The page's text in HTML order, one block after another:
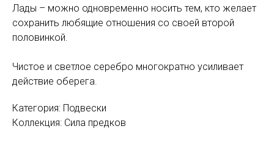
Лады – можно одновременно носить тем, кто желает
сохранить любящие отношения со своей второй
половинкой.
Чистое и светлое серебро многократно усиливает
действие оберега.
Категория: Подвески
Коллекция: Сила предков